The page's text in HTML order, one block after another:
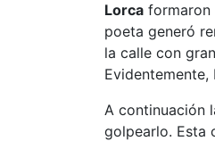
Lorca formaron
poeta generó
la calle con
A continuación
golpearlo. Esta